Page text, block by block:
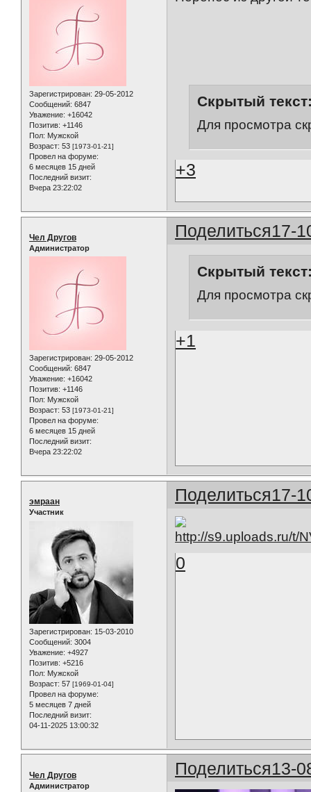
Зарегистрирован: 29-05-2012
Сообщений: 6847
Уважение: +16042
Позитив: +1146
Пол: Мужской
Возраст: 53 [1973-01-21]
Провел на форуме:
6 месяцев 15 дней
Последний визит:
Вчера 23:22:02
Скрытый
Для просмотра
+3
Поделиться17-
Чел Другов
Администратор
Зарегистрирован: 29-05-2012
Сообщений: 6847
Уважение: +16042
Позитив: +1146
Пол: Мужской
Возраст: 53 [1973-01-21]
Провел на форуме:
6 месяцев 15 дней
Последний визит:
Вчера 23:22:02
Скрытый
Для просмотра
+1
Поделиться17-
эмраан
Участник
Зарегистрирован: 15-03-2010
Сообщений: 3004
Уважение: +4927
Позитив: +5216
Пол: Мужской
Возраст: 57 [1969-01-04]
Провел на форуме:
5 месяцев 7 дней
Последний визит:
04-11-2025 13:00:32
0
Поделиться13-
Чел Другов
Администратор